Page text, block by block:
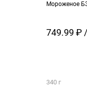
Мороженое
749.99 ₽
340 г